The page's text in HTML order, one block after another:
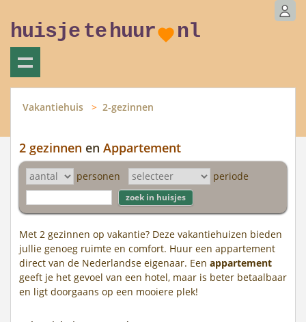
huisje tehuur nl
Vakantiehuis 2-gezinnen
2 gezinnen en Appartement
personen periode
Met 2 gezinnen op vakantie? Deze vakantiehuizen bieden
jullie genoeg ruimte en comfort. Huur een appartement
direct van de Nederlandse eigenaar. Een appartement
geeft je het gevoel van een hotel, maar is beter betaalbaar
en ligt doorgaans op een mooiere plek!